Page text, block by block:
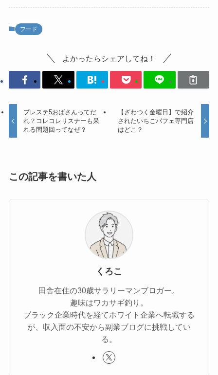
フード
よかったらシェアしてね！
プレステ5おばさんってだ
れ？コレコレリスナーも呆
れる問題回ってなぜ？
【ざわつく金曜日】で紹介
されたいちごパフェ専門店
はどこ？
この記事を書いた人
くろこ
田舎在住の30歳サラリーマンブロガー。
趣味はワカサギ釣り。
ブラック企業時代を経てホワイト企業へ転職する
が、収入面の不安から副業ブログに挑戦してい
る。